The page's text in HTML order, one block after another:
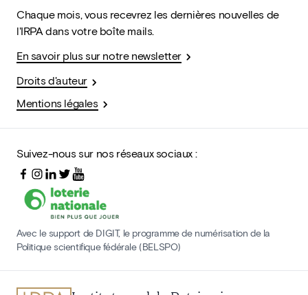
Chaque mois, vous recevrez les dernières nouvelles de
l'IRPA dans votre boîte mails.
En savoir plus sur notre newsletter
Droits d'auteur
Mentions légales
Suivez-nous sur nos réseaux sociaux :
Avec le support de DIGIT, le programme de numérisation de la
Politique scientifique fédérale (BELSPO)